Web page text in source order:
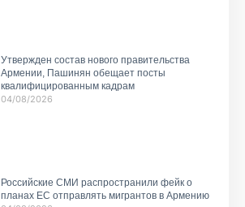
Утвержден состав нового правительства
Армении, Пашинян обещает посты
квалифицированным кадрам
04/08/2026
Российские СМИ распространили фейк о
планах ЕС отправлять мигрантов в Армению